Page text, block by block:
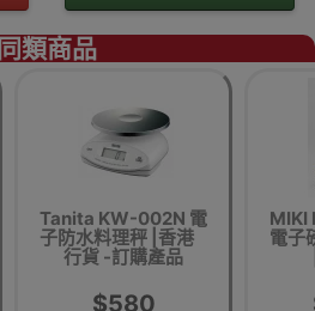
同類商品
Tanita KW-002N 電
子防水料理秤 |香港
行貨 -訂購產品
$580
MIKI
電子